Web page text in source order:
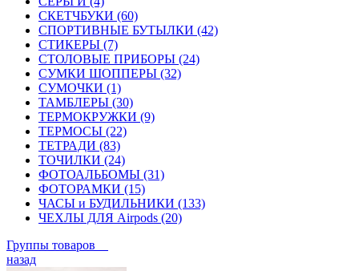
СКЕТЧБУКИ (60)
СПОРТИВНЫЕ БУТЫЛКИ (42)
СТИКЕРЫ (7)
СТОЛОВЫЕ ПРИБОРЫ (24)
СУМКИ ШОППЕРЫ (32)
СУМОЧКИ (1)
ТАМБЛЕРЫ (30)
ТЕРМОКРУЖКИ (9)
ТЕРМОСЫ (22)
ТЕТРАДИ (83)
ТОЧИЛКИ (24)
ФОТОАЛЬБОМЫ (31)
ФОТОРАМКИ (15)
ЧАСЫ и БУДИЛЬНИКИ (133)
ЧЕХЛЫ ДЛЯ Airpods (20)
Группы товаров
назад